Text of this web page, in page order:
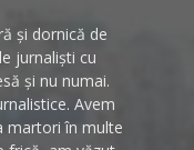
și dornică de
jurnaliști cu
și nu numai.
Avem
martori în multe